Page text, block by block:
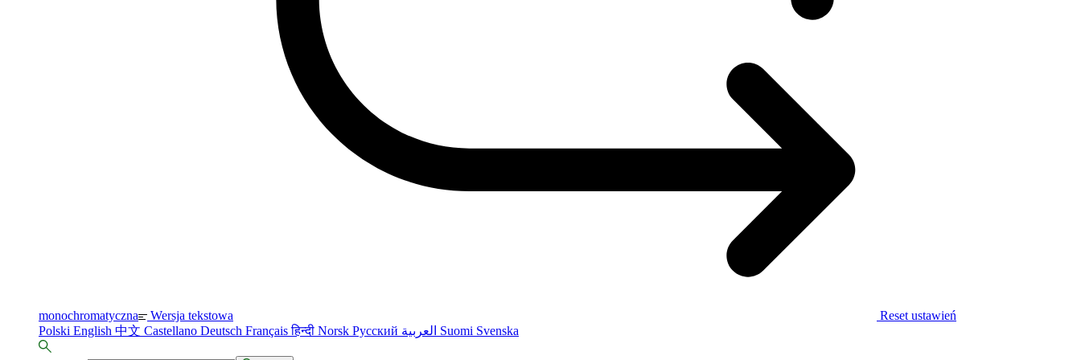
monochromatyczna Wersja tekstowa
Reset ustawień
Polski English 中文 Castellano Deutsch Françaisहिन्दी Norsk Русский Suomi Svenska